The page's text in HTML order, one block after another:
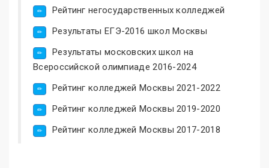
Рейтинг негосударственных колледжей
Результаты ЕГЭ-2016 школ Москвы
Результаты московских школ на
Всероссийской олимпиаде 2016-2024
Рейтинг колледжей Москвы 2021-2022
Рейтинг колледжей Москвы 2019-2020
Рейтинг колледжей Москвы 2017-2018